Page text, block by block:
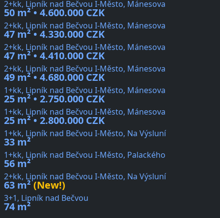
2+kk, Lipník nad Bečvou I-Město, Mánesova
50 m² • 4.600.000 CZK
2+kk, Lipník nad Bečvou I-Město, Mánesova
47 m² • 4.330.000 CZK
2+kk, Lipník nad Bečvou I-Město, Mánesova
47 m² • 4.410.000 CZK
2+kk, Lipník nad Bečvou I-Město, Mánesova
49 m² • 4.680.000 CZK
1+kk, Lipník nad Bečvou I-Město, Mánesova
25 m² • 2.750.000 CZK
1+kk, Lipník nad Bečvou I-Město, Mánesova
25 m² • 2.800.000 CZK
1+kk, Lipník nad Bečvou I-Město, Na Výsluní
33 m²
1+kk, Lipník nad Bečvou I-Město, Palackého
56 m²
2+kk, Lipník nad Bečvou I-Město, Na Výsluní
63 m²(New!)
3+1, Lipník nad Bečvou
74 m²